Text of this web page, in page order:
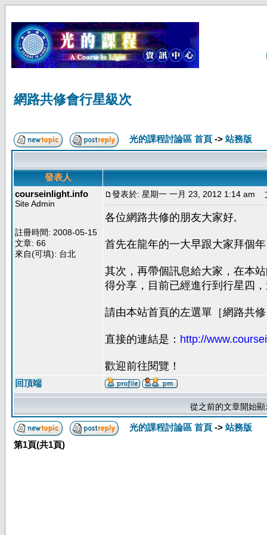
網路共修會行星級次
光的課程討論區 首頁 ->站務版
發表人
courseinlight.info
Site Admin
註冊時間: 2008-05-15
文章: 66
來自(可填): 台北
發表於: 星期一 一月 23, 2012 1:14 am
各位網路共修的朋友大家好,
首先在龍年的一大早跟大家拜個
其次，再帶個訊息給大家，在本
得分享，目前已經進行到行星四
請由本站首頁的左選單［網路共
直接的連結是： http://
歡迎前往閱覽！
回頂端
從之前的文章開始
光的課程討論區 首頁 ->站務版
第1頁(共1頁)